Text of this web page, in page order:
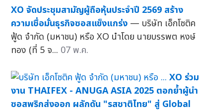
XO จัดประชุมสามัญผู้ถือหุ้นประจำปี 2569 สร้าง
ความเชื่อมั่นธุรกิจซอสแข็งแกร่ง — บริษัท เอ็กโซติค
ฟู้ด จำกัด (มหาชน) หรือ XO นำโดย นายบรรพต หงษ์
ทอง (ที่ 5 จ... 07 พ.ค.
XO ร่วม
งาน THAIFEX - ANUGA ASIA 2025 ตอกย้ำผู้นำ
ซอสพริกส่งออก ผลักดัน "รสชาติไทย" สู่ Global